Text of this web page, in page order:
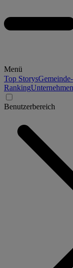
Menü
Top StorysGemeinde-
RankingUnternehmen
Benutzerbereich